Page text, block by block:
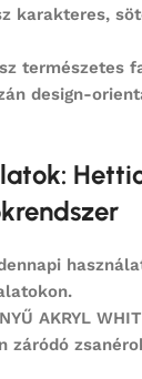
karakteres,
természetes
design-
AKRYL
záródó